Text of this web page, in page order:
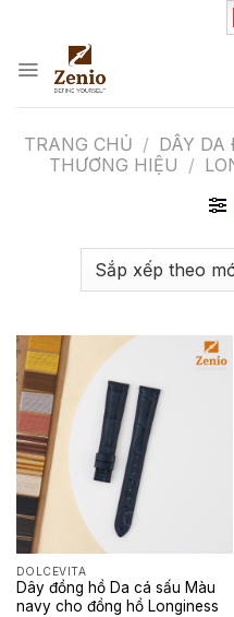
content
TRANG CHỦ / DÂY DA
THƯƠNG HIỆU /
DOLCEVITA
Dây đồng hồ Da cá sấu Màu
navy cho đồng hồ Longiness